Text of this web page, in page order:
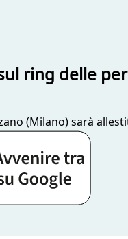
ring delle
(Milano) sarà